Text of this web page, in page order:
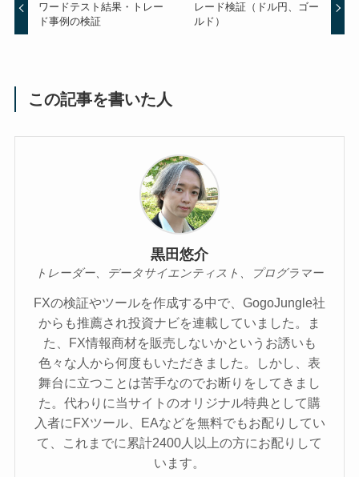
ワードテスト結果・トレー
ド事例の検証
レード検証（ドル円、ゴー
ルド）
この記事を書いた人
黒田悠介
トレーダー、データサイエンティスト、プログラマー
FXの検証やツールを作成する中で、GogoJungle社
からも推薦され投資ナビを連載していました。ま
た、FX情報商材を販売しないかというお誘いも
色々な人から何度もいただきました。しかし、表
舞台に立つことは苦手なのでお断りをしてきまし
た。代わりに当サイトのオリジナル特典として購
入者にFXツール、EAなどを無料でもお配りしてい
て、これまでに累計2400人以上の方にお配りして
います。